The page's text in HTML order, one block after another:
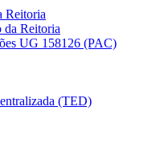
Reitoria
da Reitoria
UG 158126 (PAC)
(TED)